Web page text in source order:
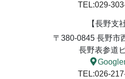
TEL:029-
【長野支
〒380-0845 長野市
長野表参道
TEL:026-